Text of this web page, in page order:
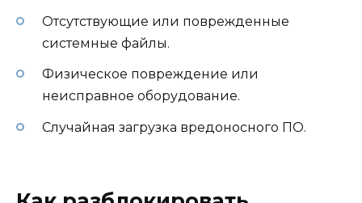
Отсутствующие или поврежденные
системные файлы.
Физическое повреждение или
неисправное оборудование.
Случайная загрузка вредоносного ПО.